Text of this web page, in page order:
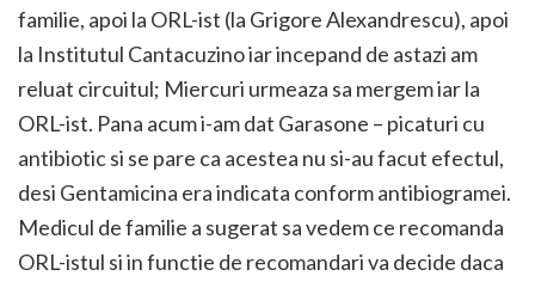
familie, apoi la ORL-ist (la Grigore Alexandrescu), apoi
la Institutul Cantacuzino iar incepand de astazi am
reluat circuitul; Miercuri urmeaza sa mergem iar la
ORL-ist. Pana acum i-am dat Garasone – picaturi cu
antibiotic si se pare ca acestea nu si-au facut efectul,
desi Gentamicina era indicata conform antibiogramei.
Medicul de familie a sugerat sa vedem ce recomanda
ORL-istul si in functie de recomandari va decide daca